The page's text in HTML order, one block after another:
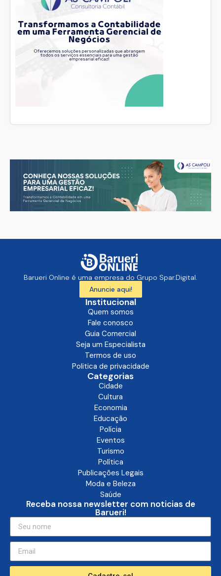
Barueri Online é uma empresa do Grupo Spar.Digital.
Anuncie aqui!
Institucional
Quem somos
Fale conosco
Guia Comercial
Seja um Especialista
Termos de uso
Politica de privacidade
Categorias
Cidade
Cultura
Economia
Educação
Polícia
Eventos
Turismo
Política
Publicações Legais
Moda e Beleza
Saúde
Receba nossa newsletter com noticias de
Barueri!